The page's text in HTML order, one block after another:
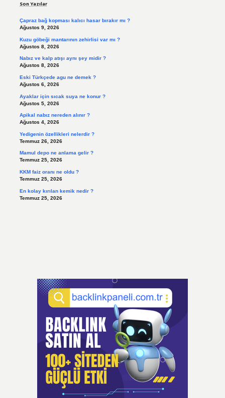
Son Yazılar
Çapraz bağ kopması kalıcı hasar bırakır mı ?
Ağustos 9, 2026
Kuzu göbeği mantarının zehirlisi var mı ?
Ağustos 8, 2026
Nabız ve kalp atışı aynı şey midir ?
Ağustos 8, 2026
Eski Türkçede agu ne demek ?
Ağustos 6, 2026
Ayaklar için sıcak suya ne konur ?
Ağustos 5, 2026
Apikal nabız nereden alınır ?
Ağustos 4, 2026
Yedigenin özellikleri nelerdir ?
Temmuz 26, 2026
Mamul depo ne anlama gelir ?
Temmuz 25, 2026
KKM faiz oranı ne oldu ?
Temmuz 25, 2026
En kolay kırılan kemik nedir ?
Temmuz 25, 2026